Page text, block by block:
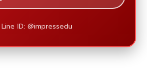
Line ID: @impressedu